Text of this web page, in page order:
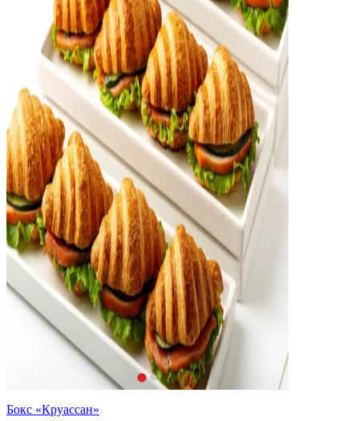
Бокс «Круассан»